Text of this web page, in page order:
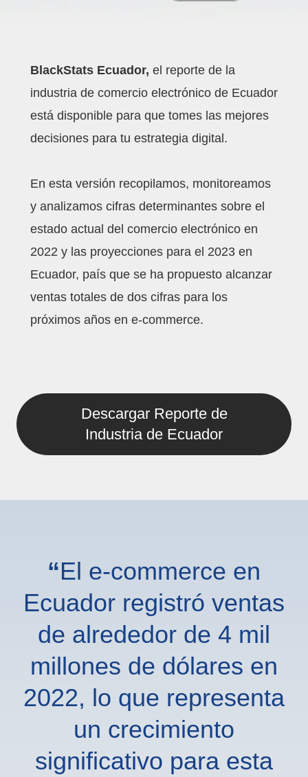
BlackStats Ecuador, el reporte de la
industria de comercio electrónico de Ecuador
está disponible para que tomes las mejores
decisiones para tu estrategia digital.
En esta versión recopilamos, monitoreamos
y analizamos cifras determinantes sobre el
estado actual del comercio electrónico en
2022 y las proyecciones para el 2023 en
Ecuador, país que se ha propuesto alcanzar
ventas totales de dos cifras para los
próximos años en e-commerce.
Descargar Reporte de
Industria de Ecuador
“El e-commerce en
Ecuador registró ventas
de alrededor de 4 mil
millones de dólares en
2022, lo que representa
un crecimiento
significativo para esta